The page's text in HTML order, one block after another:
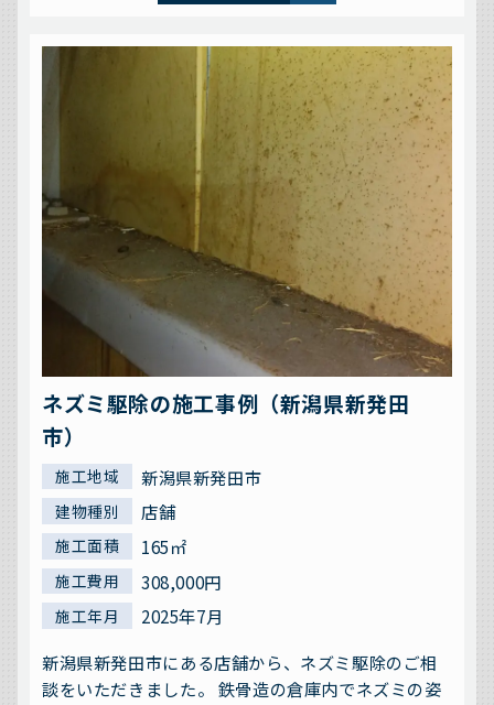
ネズミ駆除の施工事例（新潟県新発田
市）
施工地域 新潟県新発田市
建物種別 店舗
施工面積 165㎡
施工費用 308,000円
施工年月
2025年7月
新潟県新発田市にある店舗から、ネズミ駆除のご相
談をいただきました。 鉄骨造の倉庫内でネズミの姿